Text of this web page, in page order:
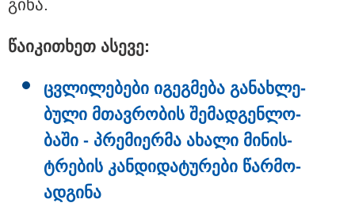
15:49 / 06-08-2026
გი­ნა.
წა­ი­კი­თხეთ ასე­ვე:
ცვლი­ლე­ბე­ბი იგეგ­მე­ბა გა­ნახ­ლე­
ბუ­ლი მთავ­რო­ბის შე­მად­გენ­ლო­
ბა­ში - პრე­მი­ერ­მა ახა­ლი მი­ნის­
ტრე­ბის კან­დი­და­ტუ­რე­ბი წარ­მო­
ად­გი­ნა